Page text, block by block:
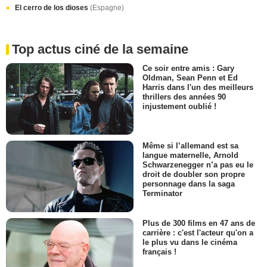
El cerro de los dioses (Espagne)
Top actus ciné de la semaine
Ce soir entre amis : Gary
Oldman, Sean Penn et Ed
Harris dans l'un des meilleurs
thrillers des années 90
injustement oublié !
Même si l’allemand est sa
langue maternelle, Arnold
Schwarzenegger n’a pas eu le
droit de doubler son propre
personnage dans la saga
Terminator
Plus de 300 films en 47 ans de
carrière : c'est l'acteur qu'on a
le plus vu dans le cinéma
français !